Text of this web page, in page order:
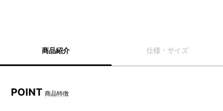
商品紹介 仕様・サイズ
POINT商品特徴